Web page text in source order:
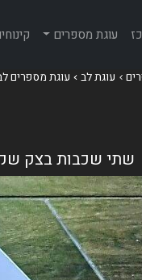
עוגת מספרים
עוגת לב עוגת מספרים
שתי שכבות בצק